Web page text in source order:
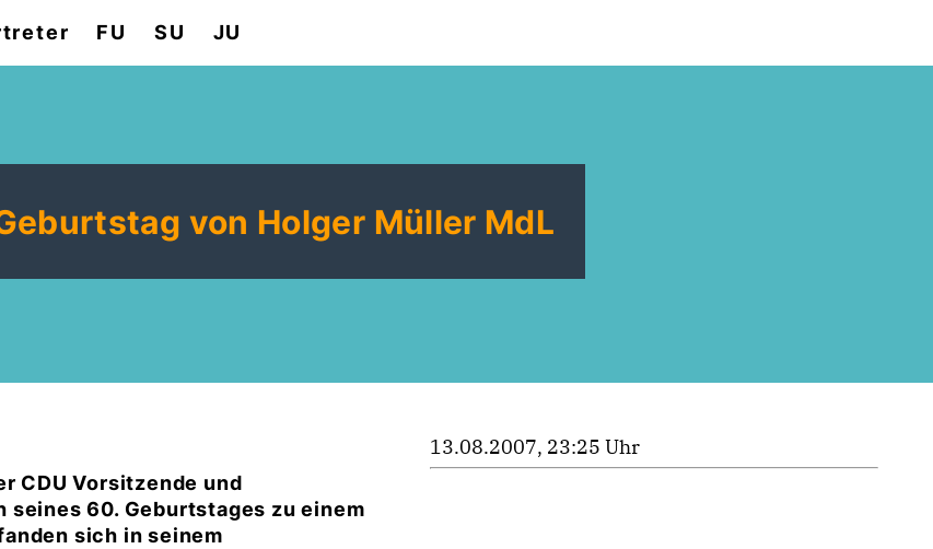
FU SU JU
von Holger Müller MdL
CDU Vorsitzende und
60. Geburtstages zu einem
sich in seinem
13.08.2007, 23:25 Uhr